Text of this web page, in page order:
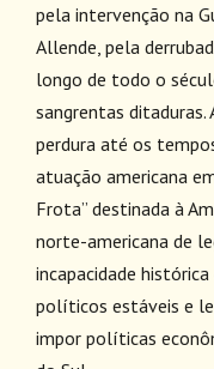
pela intervenção na
Allende, pela
longo de todo o
sangrentas
perdura até os
atuação americana
Frota” destinada à
norte-americana de
incapacidade
políticos estáveis e
impor políticas